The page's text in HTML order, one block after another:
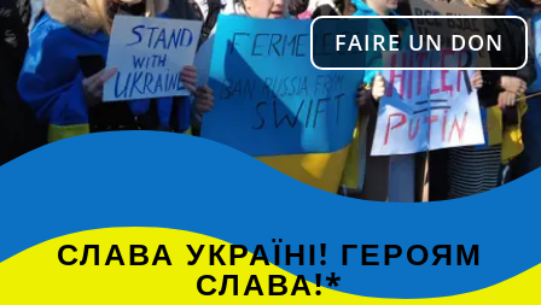
FAIRE UN DON
СЛАВА УКРАЇНІ! ГЕРОЯМ
СЛАВА!*